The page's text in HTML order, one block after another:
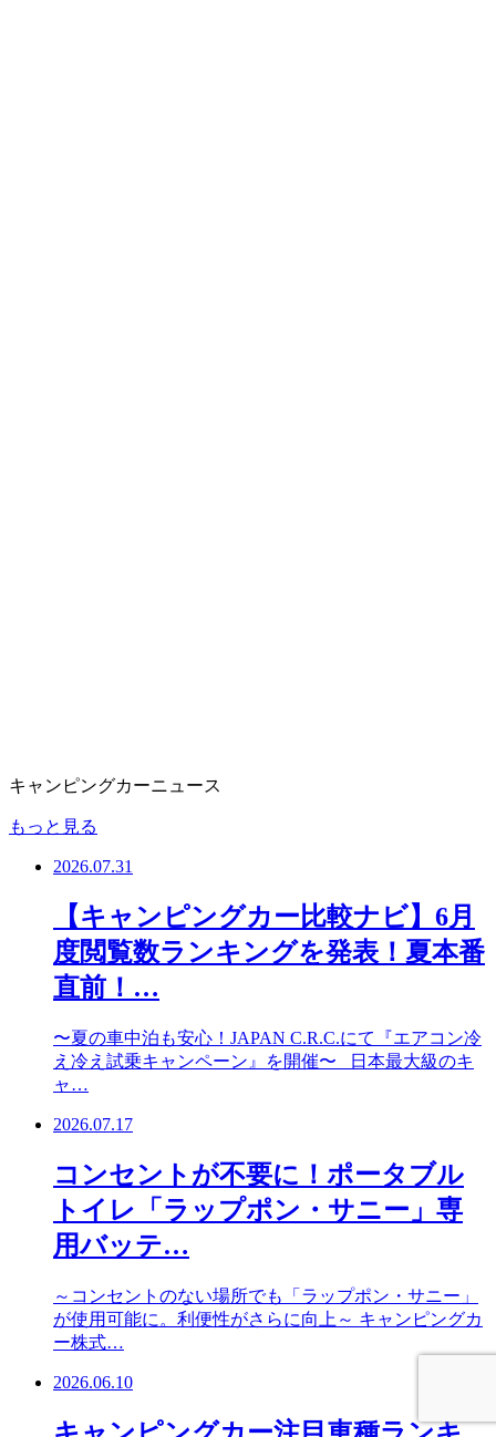
キャンピングカーニュース
もっと見る
2026.07.31
【キャンピングカー比較ナビ】6月
度閲覧数ランキングを発表！夏本番
直前！…
〜夏の車中泊も安心！JAPAN C.R.C.にて『エアコン冷
え冷え試乗キャンペーン』を開催〜 日本最大級のキ
ャ…
2026.07.17
コンセントが不要に！ポータブル
トイレ「ラップポン・サニー」専
用バッテ…
～コンセントのない場所でも「ラップポン・サニー」
が使用可能に。利便性がさらに向上～ キャンピングカ
ー株式…
2026.06.10